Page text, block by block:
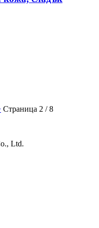
Страница 2 / 8
Ltd.